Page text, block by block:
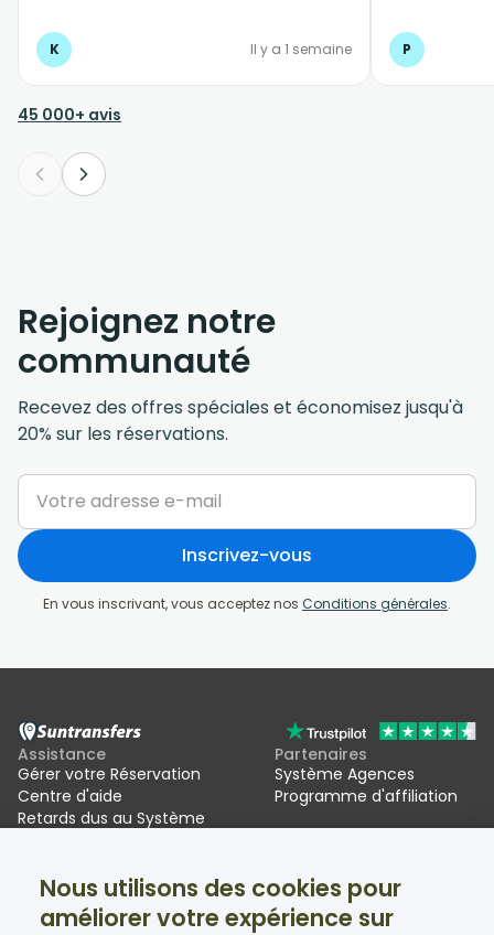
K Il y a 1 semaine P
45 000+ avis
Rejoignez notre
communauté
Recevez des offres spéciales et économisez jusqu'à
20% sur les réservations.
Inscrivez-vous
En vous inscrivant, vous acceptez nos Conditions générales.
Assistance
Gérer votre Réservation
Centre d'aide
Retards dus au Système
Partenaires
Système Agences
Programme d'affiliation
Suntransfers
À propos
Réseaux sociaux
Facebook
Nous utilisons des cookies pour
améliorer votre expérience sur